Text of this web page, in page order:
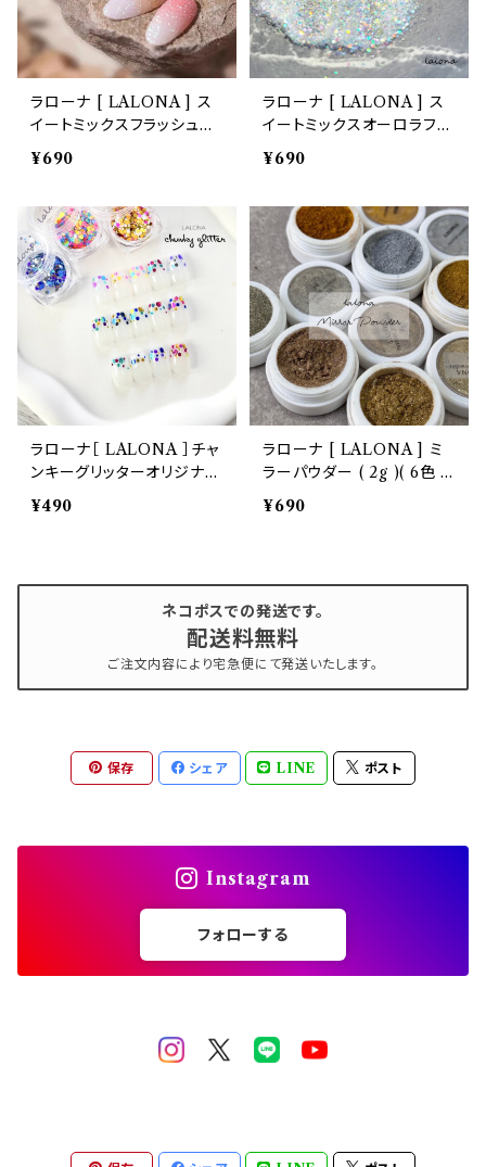
ラローナ [ LALONA ] ス
イートミックスフラッシュパ
ウダー( 2g )( AHC-12 ) ネ
イル/ジェルネイル/ホワイト
ー/シュガーパウダー
¥690
ラローナ [ LALONA ] ス
イートミックスオーロラフレ
ーク( 2g )( 3Type ) ホワ
イトオーロラ/ラメフレーク/
イル
¥690
ラローナ［ LALONA ］チャ
ンキーグリッターオリジナル
( 14Type ) キラキラネイル
/ グリッターネイル / スノー
¥490
ラローナ [ LALONA ] ミ
ラーパウダー ( 2g )( 6色 )
ニュアンスネイル / トレンド
カラー / ゴールド系 / シル
¥690
ネコポスでの発送です。
配送料無料
ご注文内容により宅急便にて発送いたします。
保存 シェア LINE ポスト
Instagram
フォローする